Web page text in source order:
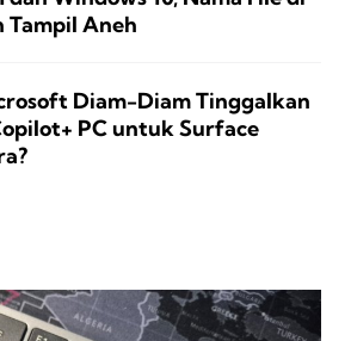
Tampil Aneh
Diam-Diam Tinggalkan
PC untuk Surface